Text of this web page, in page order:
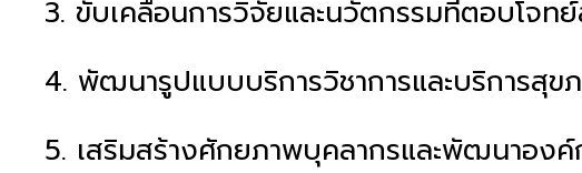
3. ขับเคลื่อนการวิจัยและนวัตกรรมที่ตอบโจท
4. พัฒนารูปแบบบริการวิชาการและบริการสุ
5. เสริมสร้างศักยภาพบุคลากรและพัฒนาอง